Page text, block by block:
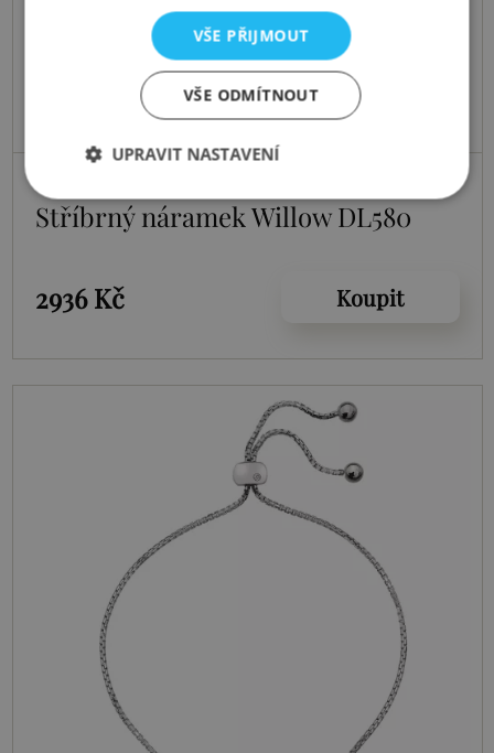
Stříbrný náramek Willow DL580
2936 Kč Koupit
VŠE PŘIJMOUT
VŠE ODMÍTNOUT
UPRAVIT NASTAVENÍ